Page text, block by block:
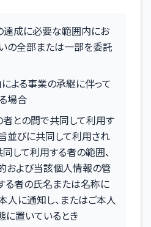
成に必要な範囲内にお
の全部または一部を委託
よる事業の承継に伴って
場合
との間で共同して利用す
並びに共同して利用され
して利用する者の範囲、
および当該個人情報の管
る者の氏名または名称に
人に通知し、またはご本人
置いているとき